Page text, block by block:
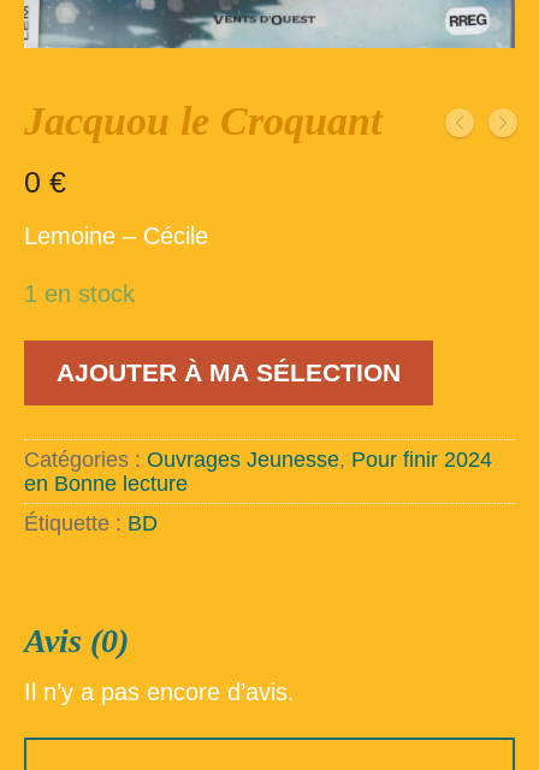
Inscription – club de lecture – Echecs
Répertoire du fonds de la bibliothèque –
1ère partie
Jacquou le Croquant
0 €
Lemoine – Cécile
1 en stock
quantité
Jacquou
Croquant
AJOUTER À MA SÉLECTION
Catégories : Ouvrages Jeunesse, Pour finir 2024
en Bonne lecture
Étiquette : BD
Avis (0)
Il n’y a pas encore d’avis.